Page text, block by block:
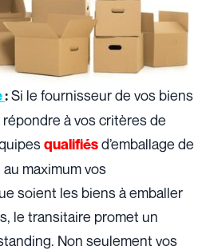
:Si le fournisseur de vos biens
répondre à vos critères de
qualifiésd’emballage de
maximum vos
soient les biens à emballer
le transitaire promet un
Non seulement vos